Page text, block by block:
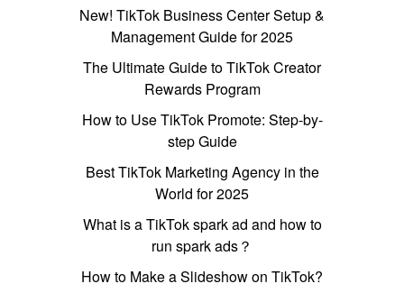
New! TikTok Business Center Setup &
Management Guide for 2025
The Ultimate Guide to TikTok Creator
Rewards Program
How to Use TikTok Promote: Step-by-
step Guide
Best TikTok Marketing Agency in the
World for 2025
What is a TikTok spark ad and how to
run spark ads？
How to Make a Slideshow on TikTok?